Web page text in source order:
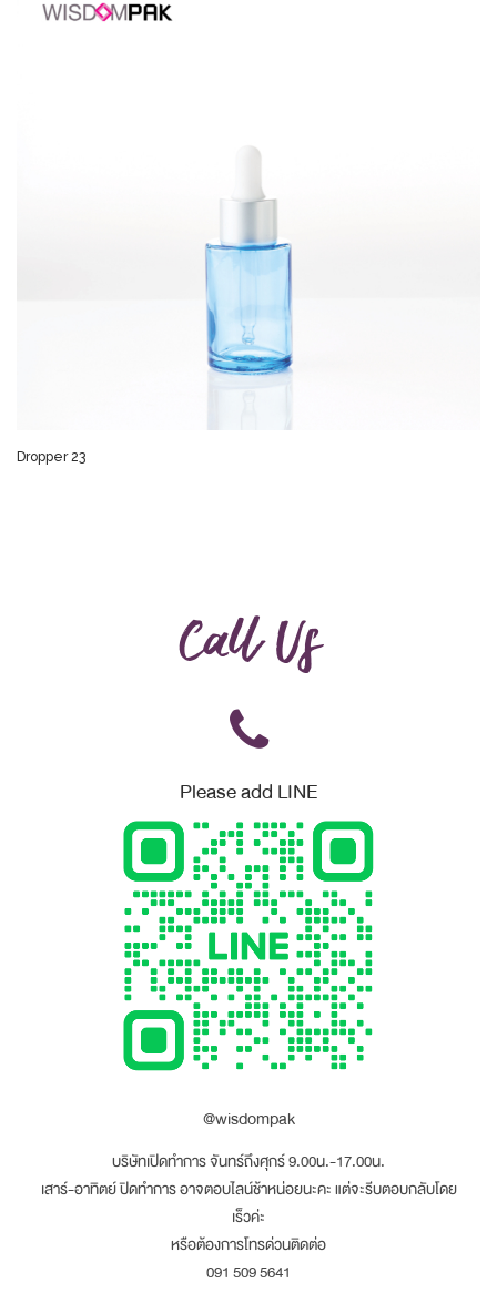
Dropper 23
Call Us
Please add LINE
@wisdompak
บริษัทเปิดทำการ จันทร์ถึงศุกร์ 9.00น.-17.00น.
เสาร์-อาทิตย์ ปิดทำการ อาจตอบไลน์ช้าหน่อยนะคะ แต่จะรีบตอบกลับโดย
เร็วค่ะ
หรือต้องการโทรด่วนติดต่อ
091 509 5641